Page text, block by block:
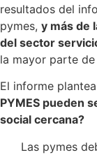
resultados del
pymes, y más de
del sector
la mayor parte de
El informe
PYMES pueden
social cercana?
Las pymes